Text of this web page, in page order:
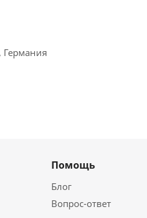
Германия
Помощь
Блог
Вопрос-ответ